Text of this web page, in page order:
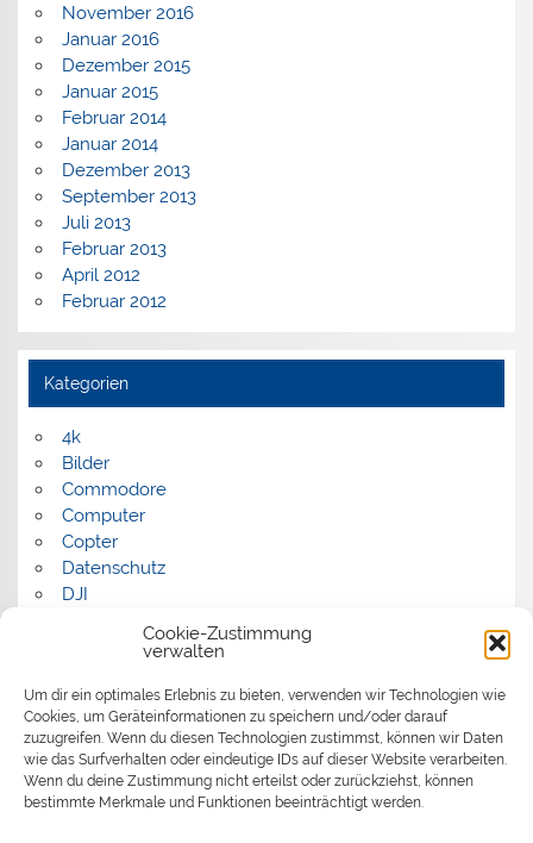
Cookie-Zustimmung
verwalten
Um dir ein optimales Erlebnis zu bieten, verwenden wir Technologien wie
Cookies, um Geräteinformationen zu speichern und/oder darauf
zuzugreifen. Wenn du diesen Technologien zustimmst, können wir Daten
wie das Surfverhalten oder eindeutige IDs auf dieser Website verarbeiten.
Wenn du deine Zustimmung nicht erteilst oder zurückziehst, können
bestimmte Merkmale und Funktionen beeinträchtigt werden.
November 2016
Januar 2016
Dezember 2015
Januar 2015
Februar 2014
Januar 2014
Dezember 2013
September 2013
Juli 2013
Februar 2013
April 2012
Februar 2012
Kategorien
4k
Bilder
Commodore
Computer
Copter
Datenschutz
DJI
Panorama
Politik
Retrocomputer
Uncategorized
Video